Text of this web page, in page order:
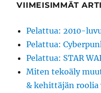
VIIMEISIMMÄT
Pelattua: 2010-
Pelattua:
Pelattua: STAR
Miten tekoäly
& kehittäjän roolia